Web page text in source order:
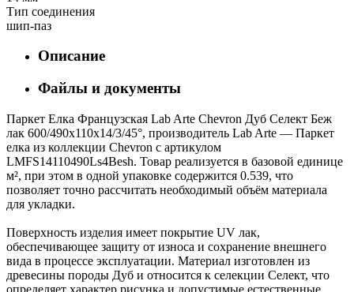
Тип соединения
шип-паз
Описание
Файлы и документы
Паркет Елка Французская Lab Arte Chevron Дуб Селект Беж
лак 600/490х110х14/3/45°, производитель Lab Arte — Паркет
елка из коллекции Chevron с артикулом
LMFS14110490Ls4Besh. Товар реализуется в базовой единице
м², при этом в одной упаковке содержится 0.539, что
позволяет точно рассчитать необходимый объём материала
для укладки.
Поверхность изделия имеет покрытие UV лак,
обеспечивающее защиту от износа и сохранение внешнего
вида в процессе эксплуатации. Материал изготовлен из
древесины породы Дуб и относится к селекции Селект, что
определяет характер рисунка и допустимые естественные